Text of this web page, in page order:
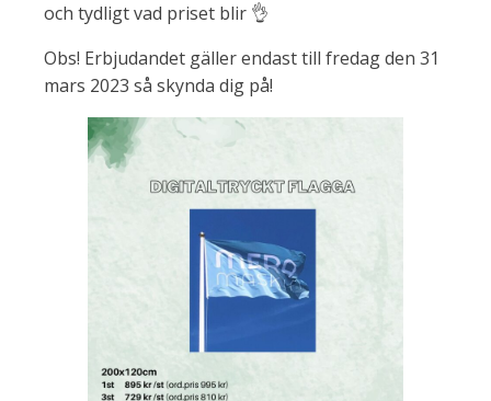
och tydligt vad priset blir 👌
Obs! Erbjudandet gäller endast till fredag den 31
mars 2023 så skynda dig på!